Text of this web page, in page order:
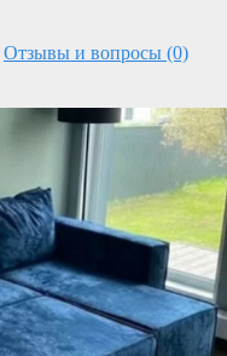
Отзывы и вопросы (0)